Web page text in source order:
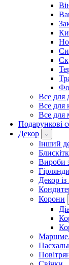
Все для
Все для
Все для
Подарункові
Декор
Інший
Вироби
Гірлянди
Декор
Корони